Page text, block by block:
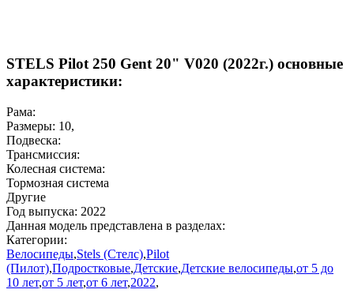
STELS Pilot 250 Gent 20" V020 (2022г.) основные
характеристики:
Рама:
Размеры: 10,
Подвеска:
Трансмиссия:
Колесная система:
Тормозная система
Другие
Год выпуска: 2022
Данная модель представлена в разделах:
Категории:
Велосипеды,Stels (Стелс),Pilot
(Пилот),Подростковые,Детские,Детские велосипеды,от 5 до
10 лет,от 5 лет,от 6 лет,2022,